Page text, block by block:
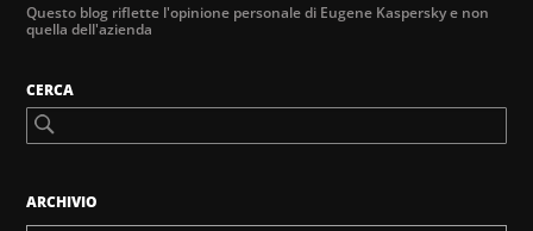
Questo blog riflette l'opinione personale di Eugene Kaspersky e non
quella dell'azienda
CERCA
ARCHIVIO